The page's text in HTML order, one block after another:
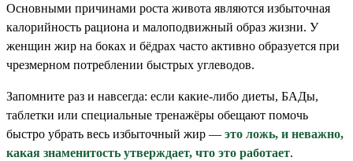
Основными причинами роста живота являются избыточная
калорийность рациона и малоподвижный образ жизни. У
женщин жир на боках и бёдрах часто активно образуется при
чрезмерном потреблении быстрых углеводов.
Запомните раз и навсегда: если какие-либо диеты, БАДы,
таблетки или специальные тренажёры обещают помочь
быстро убрать весь избыточный жир — это ложь, и неважно,
какая знаменитость утверждает, что это работает.